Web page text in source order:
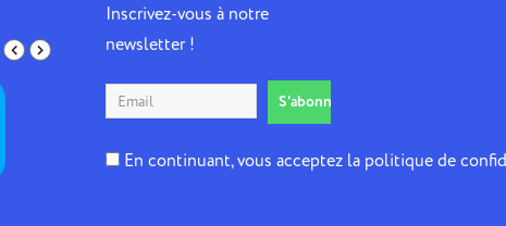
Inscrivez-vous à notre
newsletter !
En continuant, vous acceptez la politique de